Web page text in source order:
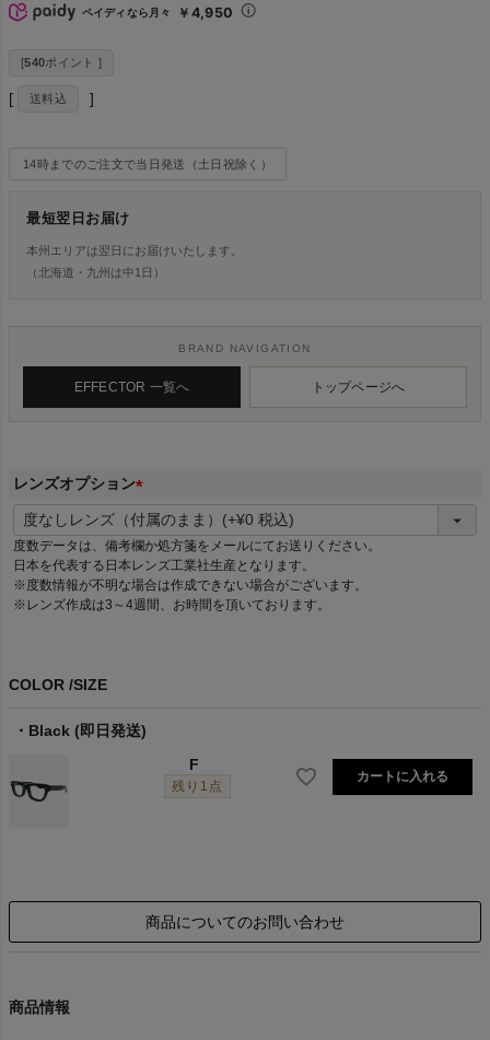
ペイディなら月々 ￥4,950
[540ポイント ]
送料込
14時までのご注文で当日発送（土日祝除く）
最短翌日お届け
本州エリアは翌日にお届けいたします。
（北海道・九州は中1日）
BRAND NAVIGATION
EFFECTOR 一覧へ トップページへ
レンズオプション
(
必
須
)
度数データは、備考欄か処方箋をメールにてお送りください。
日本を代表する日本レンズ工業社生産となります。
※度数情報が不明な場合は作成できない場合がございます。
※レンズ作成は3～4週間、お時間を頂いております。
COLOR SIZE
Black (即日発送)
F
残り1点
カートに入れる
商品についてのお問い合わせ
商品情報